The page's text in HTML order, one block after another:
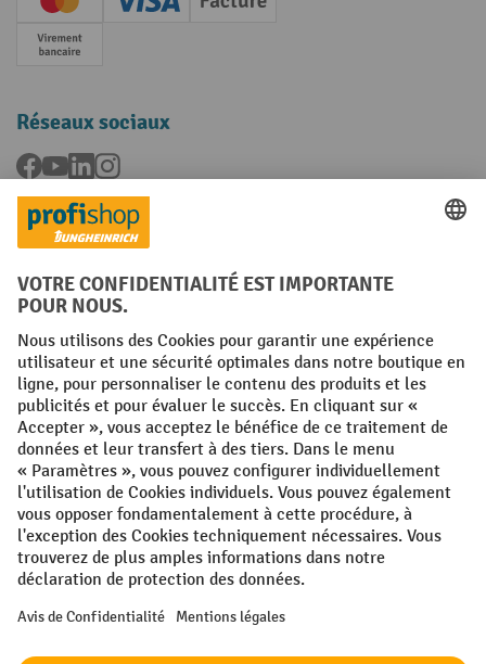
Creditcard (Master)Creditcard (Visa)
Facture
Paiement anticipé
Réseaux sociaux
Facebook
YouTubeLinkedInInstagram
Langues
FR NL
Conditions générales Mentions légales
Protection des Données Politique de cookies
All prices excl. VAT plusshipping costsand possible delivery charges,
if not stated otherwise.
¹ La remise est valable jusqu'à épuisement des stocks. La remise ne
s'applique pas aux prix spéciaux. Il n'est pas possible de le combiner
avec d'autres réductions en pourcentage ou bons de réduction. | ² La
réduction sera accordée une seule fois lors de la première inscription
à la newsletter. Le code de réduction est valable pendant 10 jours et